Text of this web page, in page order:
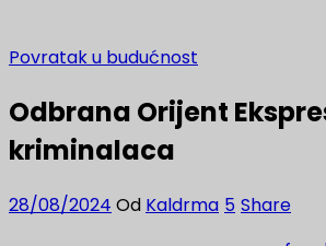
Povratak u budućnost
Odbrana Orijent
kriminalaca
28/08/2024 Od Kaldrma 5 Share